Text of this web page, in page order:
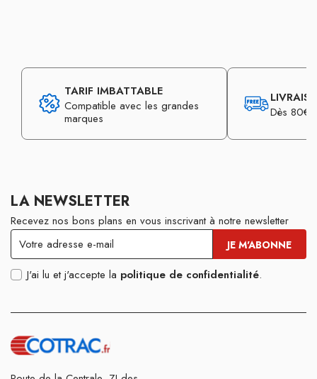
TARIF IMBATTABLE
Compatible avec les grandes
marques
Dès 80€
LA NEWSLETTER
Recevez nos bons plans en vous inscrivant à notre newsletter
J'ai lu et j'accepte la politique de confidentialité.